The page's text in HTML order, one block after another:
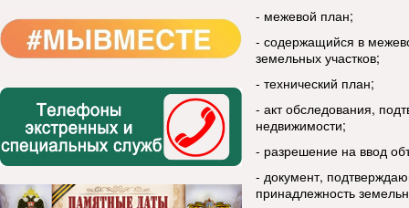
- межевой план;
- содержащийся в
земельных участков;
- технический план;
- акт обследования,
недвижимости;
- разрешение на ввод
- документ,
принадлежность